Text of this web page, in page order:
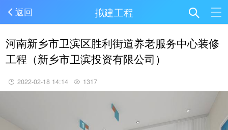
返回 拟建工程
河南新乡市卫滨区胜利街道养老服务中心装修
工程（新乡市卫滨投资有限公司）
2022-02-18 14:14 1317